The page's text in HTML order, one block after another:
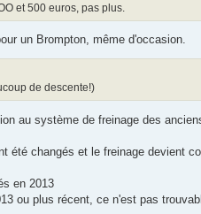
et 500 euros, pas plus.
un Brompton, même d'occasion.
de descente!)
au système de freinage des
été changés et le freinage devient
en 2013
ou plus récent, ce n'est pas